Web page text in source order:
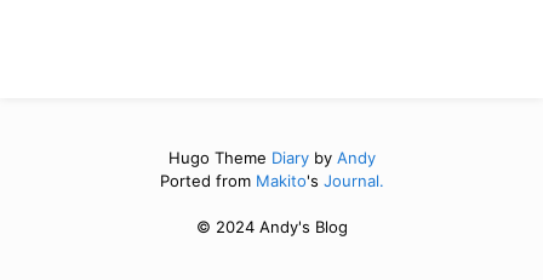
Hugo Theme Diaryby Andy
Ported from Makito's Journal.
© 2024 Andy's Blog